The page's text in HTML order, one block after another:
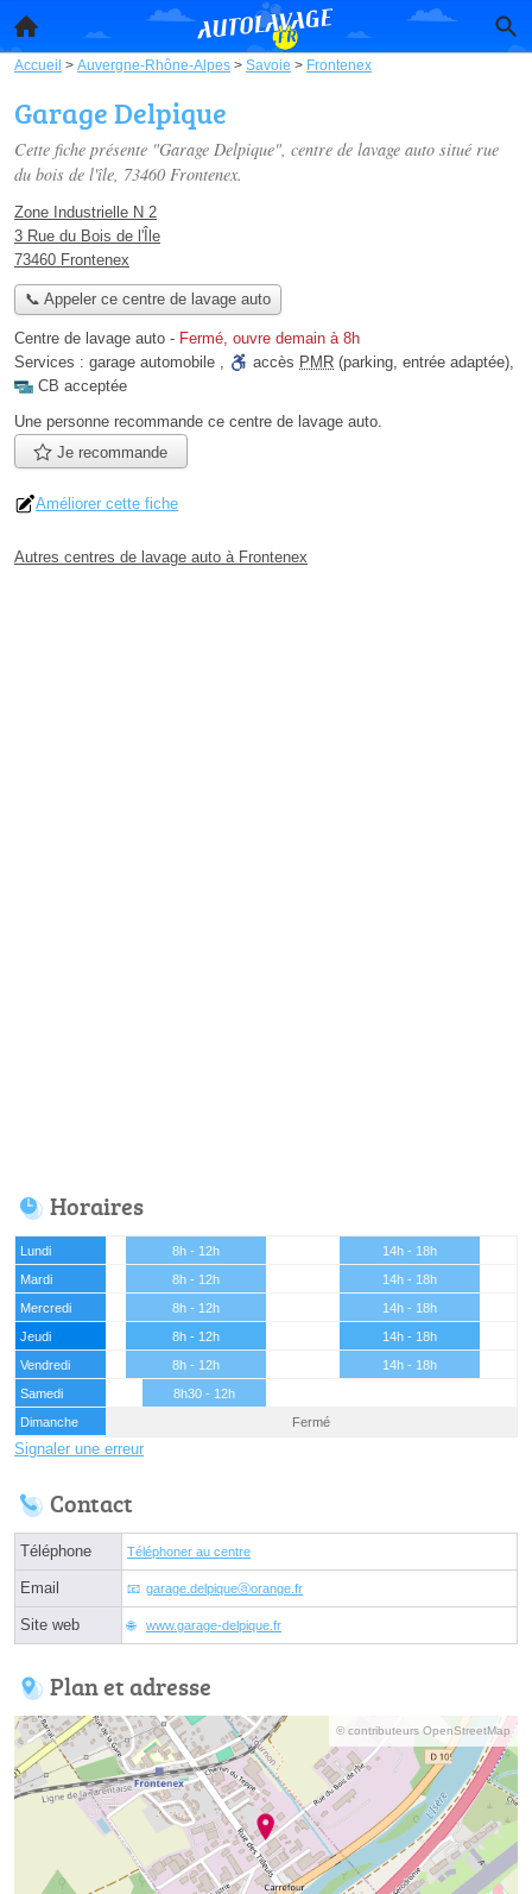
Accueil > Auvergne-Rhône-Alpes > Savoie > Frontenex
Garage Delpique
Cette fiche présente "Garage Delpique", centre de lavage auto situé rue
du bois de l'île, 73460 Frontenex.
Zone Industrielle N 2
3 Rue du Bois de l'Île
73460 Frontenex
📞 Appeler ce centre de lavage auto
Centre de lavage auto - Fermé, ouvre demain à 8h
Services : garage automobile , accès PMR (parking, entrée adaptée),
CB acceptée
Une personne recommande ce centre de lavage auto.
Je recommande
Améliorer cette fiche
Autres centres de lavage auto à Frontenex
Horaires
Lundi 8h - 12h
14h - 18h
Mardi
8h - 12h
14h - 18h
Mercredi
8h - 12h
14h - 18h
Jeudi
8h - 12h
14h - 18h
Vendredi
8h - 12h
14h - 18h
Samedi
8h30 - 12h
Dimanche
Fermé
Signaler une erreur
Contact
Téléphone Téléphoner au centre
Email garage.delpiqueⓐorange.fr
Site web www.garage-delpique.fr
Plan et adresse
© contributeurs OpenStreetMap